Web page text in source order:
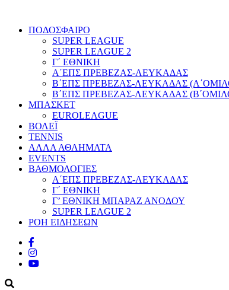
ΠΟΔΟΣΦΑΙΡΟ
SUPER LEAGUE
SUPER LEAGUE 2
Γ΄ ΕΘΝΙΚΗ
Α΄ΕΠΣ ΠΡΕΒΕΖΑΣ-ΛΕΥΚΑΔΑΣ
Β΄ΕΠΣ ΠΡΕΒΕΖΑΣ-ΛΕΥΚΑΔΑΣ
Β΄ΕΠΣ ΠΡΕΒΕΖΑΣ-ΛΕΥΚΑΔΑΣ
ΜΠΑΣΚΕΤ
EUROLEAGUE
ΒΟΛΕΪ
TENNIS
ΑΛΛΑ ΑΘΛΗΜΑΤΑ
EVENTS
ΒΑΘΜΟΛΟΓΙΕΣ
Α΄ΕΠΣ ΠΡΕΒΕΖΑΣ-ΛΕΥΚΑΔΑΣ
Γ΄ ΕΘΝΙΚΗ
Γ’ ΕΘΝΙΚΗ ΜΠΑΡΑΖ ΑΝΟΔΟΥ
SUPER LEAGUE 2
ΡΟΗ ΕΙΔΗΣΕΩΝ